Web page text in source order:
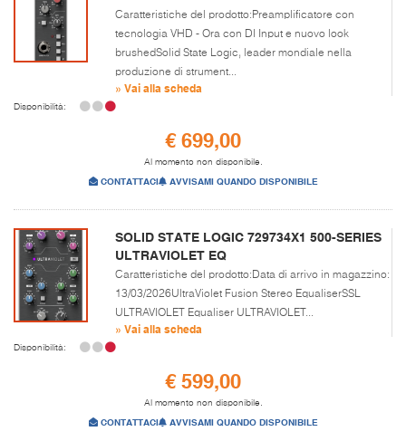
Caratteristiche del prodotto:Preamplificatore con
tecnologia VHD - Ora con DI Input e nuovo look
brushedSolid State Logic, leader mondiale nella
produzione di strument...
» Vai alla scheda
Disponibilità:
€ 699,00
Al momento non disponibile.
CONTATTACI AVVISAMI QUANDO DISPONIBILE
SOLID STATE LOGIC 729734X1 500-SERIES
ULTRAVIOLET EQ
Caratteristiche del prodotto:Data di arrivo in magazzino:
13/03/2026UltraViolet Fusion Stereo EqualiserSSL
ULTRAVIOLET Equaliser ULTRAVIOLET...
» Vai alla scheda
Disponibilità:
€ 599,00
Al momento non disponibile.
CONTATTACI AVVISAMI QUANDO DISPONIBILE